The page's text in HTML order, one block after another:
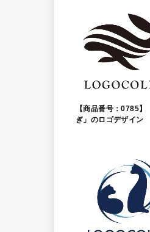
【商品番号：0785】
ぎ」のロゴデザイン